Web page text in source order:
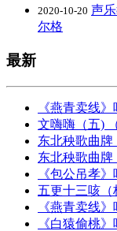
2020-10-20 声
尔格
最新
《燕青卖线
文嗨嗨（五)
东北秧歌曲牌
东北秧歌曲牌
《包公吊孝
五更十三咳（
《燕青卖线
《白猿偷桃